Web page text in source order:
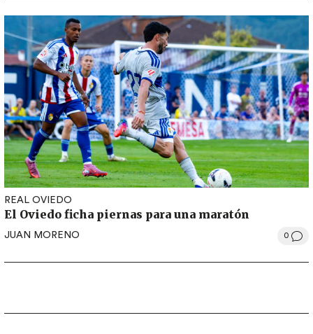
REAL OVIEDO
El Oviedo ficha piernas para una maratón
JUAN MORENO 0